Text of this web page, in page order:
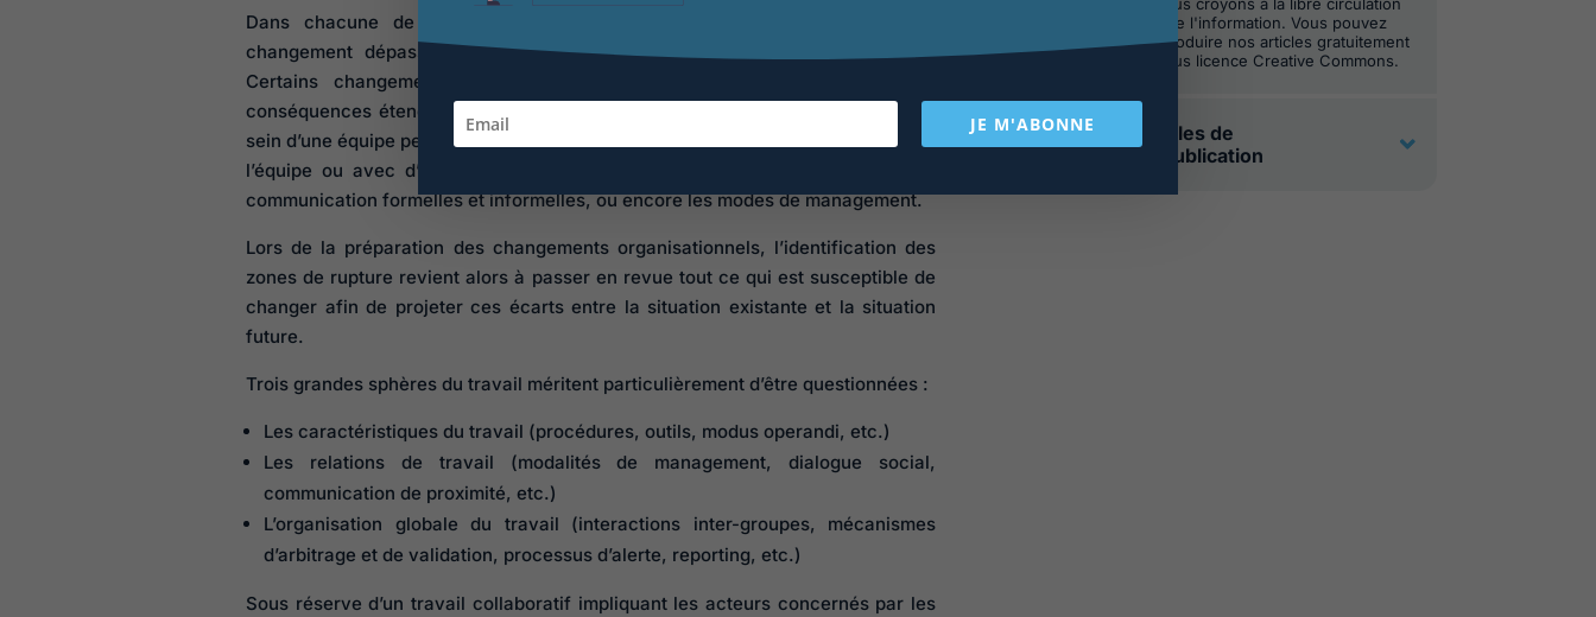
Dans chacune de ces situations, force est de constater que l’aire du
changement dépasse toujours amplement les finalités initialement ciblées.
Certains changements perçus comme mineurs peuvent ainsi avoir des
conséquences étendues. A titre d’exemple, la mise en œuvre du télétravail au
sein d’une équipe peut avoir des conséquences sur les collaborations au sein de
l’équipe ou avec d’autres services, les rythmes de travail, les modalités de
communication formelles et informelles, ou encore les modes de management.
Lors de la préparation des changements organisationnels, l’identification des
zones de rupture revient alors à passer en revue tout ce qui est susceptible de
changer afin de projeter ces écarts entre la situation existante et la situation
future.
Trois grandes sphères du travail méritent particulièrement d’être questionnées :
Les caractéristiques du travail (procédures, outils, modus operandi, etc.)
Les relations de travail (modalités de management, dialogue social,
communication de proximité, etc.)
L’organisation globale du travail (interactions inter-groupes, mécanismes
d’arbitrage et de validation, processus d’alerte, reporting, etc.)
Sous réserve d’un travail collaboratif impliquant les acteurs concernés par les
de l'information. Vous pouvez
reproduire nos articles gratuitement
sous licence Creative Commons.
Règles de
republication
JE M'ABONNE